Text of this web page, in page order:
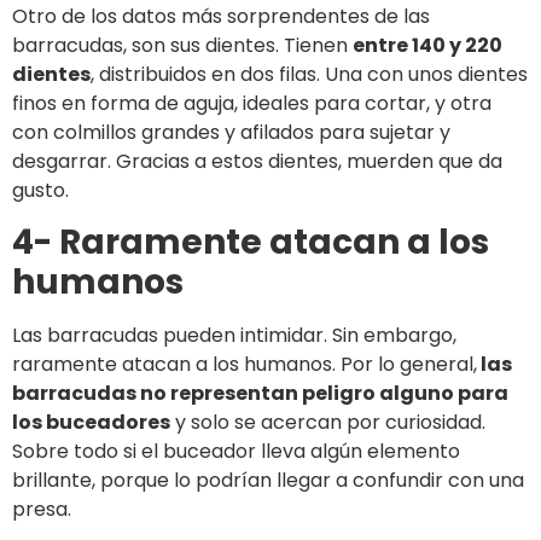
Otro de los datos más sorprendentes de las
barracudas, son sus dientes. Tienen entre 140 y 220
dientes, distribuidos en dos filas. Una con unos dientes
finos en forma de aguja, ideales para cortar, y otra
con colmillos grandes y afilados para sujetar y
desgarrar. Gracias a estos dientes, muerden que da
gusto.
4- Raramente atacan a los
humanos
Las barracudas pueden intimidar. Sin embargo,
raramente atacan a los humanos. Por lo general,las
barracudas no representan peligro alguno para
los buceadoresy solo se acercan por curiosidad.
Sobre todo si el buceador lleva algún elemento
brillante, porque lo podrían llegar a confundir con una
presa.